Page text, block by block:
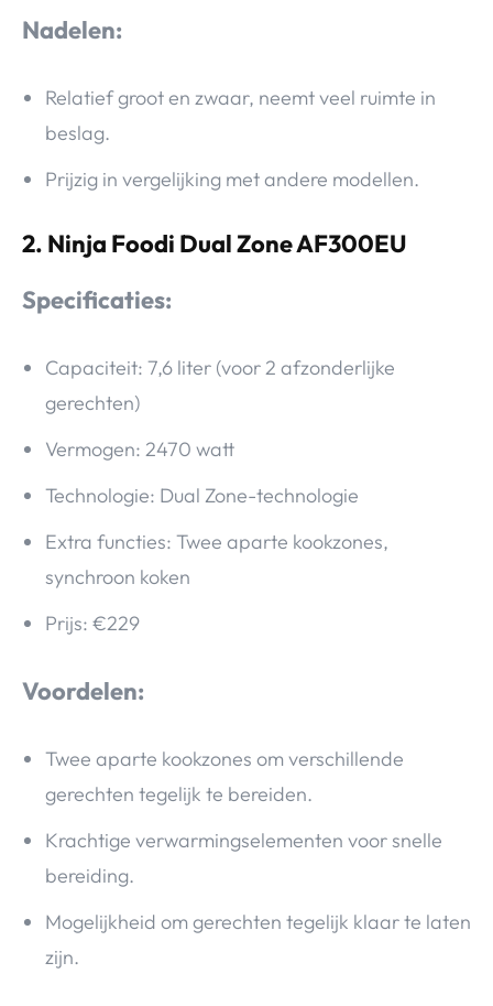
Nadelen:
Relatief groot en zwaar, neemt veel ruimte in
beslag.
Prijzig in vergelijking met andere modellen.
2. Ninja Foodi Dual Zone AF300EU
Specificaties:
Capaciteit: 7,6 liter (voor 2 afzonderlijke
gerechten)
Vermogen: 2470 watt
Technologie: Dual Zone-technologie
Extra functies: Twee aparte kookzones,
synchroon koken
Prijs: €229
Voordelen:
Twee aparte kookzones om verschillende
gerechten tegelijk te bereiden.
Krachtige verwarmingselementen voor snelle
bereiding.
Mogelijkheid om gerechten tegelijk klaar te laten
zijn.